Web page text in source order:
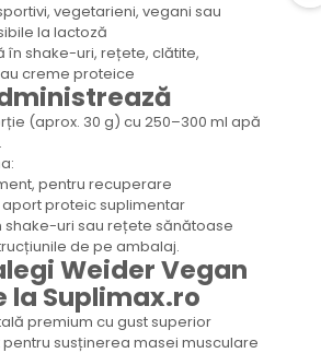
vegetarieni, vegani sau
la lactoză
în shake-uri, rețete, clătite,
creme proteice
(aprox. 30 g) cu 250–300 ml apă
pentru recuperare
proteic suplimentar
shake-uri sau rețete sănătoase
de pe ambalaj.
Weider Vegan
la Suplimax.ro
premium cu gust superior
susținerea masei musculare